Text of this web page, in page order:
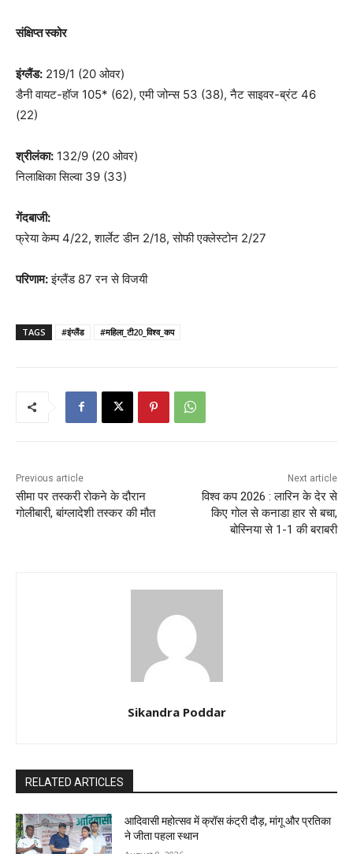
संक्षिप्त स्कोर
इंग्लैंड: 219/1 (20 ओवर)
डैनी वायट-हॉज 105* (62), एमी जोन्स 53 (38), नैट साइवर-ब्रंट 46
(22)
श्रीलंका: 132/9 (20 ओवर)
निलाक्षिका सिल्वा 39 (33)
गेंदबाजी:
फ्रेया केम्प 4/22, शार्लेट डीन 2/18, सोफी एक्लेस्टोन 2/27
परिणाम:इंग्लैंड 87 रन से विजयी
TAGS #इंग्लैंड #महिला_टी20_विश्व_कप
Previous article
सीमा पर तस्करी रोकने के दौरान
गोलीबारी, बांग्लादेशी तस्कर की मौत
Next article
विश्व कप 2026 : लारिन के देर से
किए गोल से कनाडा हार से बचा,
बोस्निया से 1-1 की बराबरी
Sikandra Poddar
RELATED ARTICLES
आदिवासी महोत्सव में क्रॉस कंट्री दौड़, मांगू और प्रतिका
ने जीता पहला स्थान